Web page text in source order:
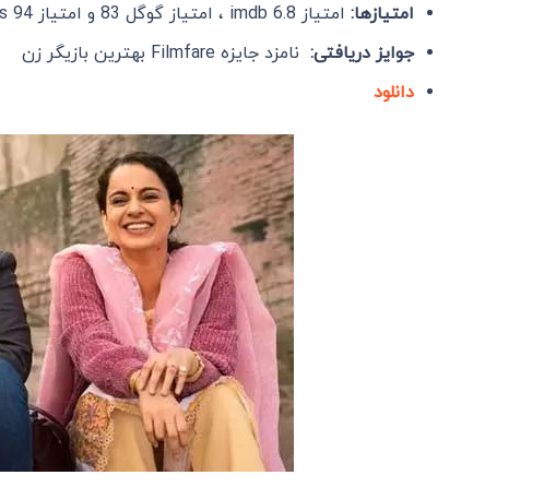
امتیازها: امتیاز imdb 6.8 ، امتیاز گوگل 83 و امتیاز Rotten Tomatoes 94
جوایز دریافتی: نامزد جایزه Filmfare بهترین بازیگر زن
دانلود